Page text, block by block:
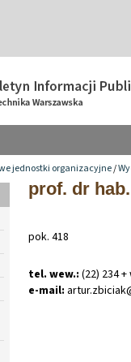
jednostki organizacyjne/
prof. dr
pok. 418
tel. wew.: (22) 234
e-mail: artur.